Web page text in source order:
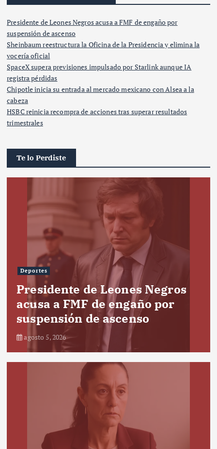
Presidente de Leones Negros acusa a FMF de engaño por
suspensión de ascenso
Sheinbaum reestructura la Oficina de la Presidencia y elimina la
vocería oficial
SpaceX supera previsiones impulsado por Starlink aunque IA
registra pérdidas
Chipotle inicia su entrada al mercado mexicano con Alsea a la
cabeza
HSBC reinicia recompra de acciones tras superar resultados
trimestrales
Te lo Perdiste
Deportes
Presidente de Leones Negros
acusa a FMF de engaño por
suspensión de ascenso
agosto 5, 2026